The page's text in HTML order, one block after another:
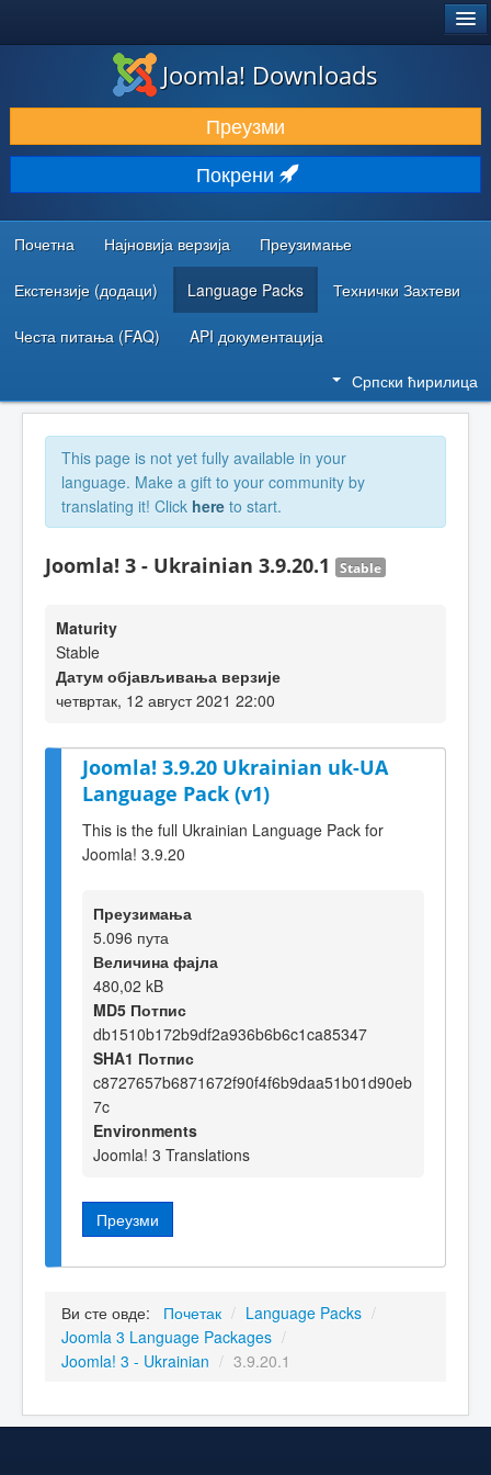
ПРЕУЗИМАЊЕ И ПРОШИРЕЊА (ЕКСТЕНЗИЈЕ)
ОТКРИЈТЕ И НАУЧИТЕ
ЗАЈЕДНИЦА И ПОДРШКА
РЕСУРСИ ЗА РАЗВОЈ
Joomla! Downloads
Преузми
Покрени
Почетна Најновија верзија Преузимање
Екстензије (додаци) Language Packs Технички Захтеви
Честа питања (FAQ) API документација
Српски ћирилица
This page is not yet fully available in your
language. Make a gift to your community by
translating it! Click here to start.
Joomla! 3 - Ukrainian 3.9.20.1 Stable
Maturity
Stable
Датум објављивања верзије
четвртак, 12 август 2021 22:00
Joomla! 3.9.20 Ukrainian uk-UA
Language Pack (v1)
This is the full Ukrainian Language Pack for
Joomla! 3.9.20
Преузимања
5.096 пута
Величина фајла
480,02 kB
MD5 Потпис
db1510b172b9df2a936b6b6c1ca85347
SHA1 Потпис
c8727657b6871672f90f4f6b9daa51b01d90eb
7c
Environments
Joomla! 3 Translations
Преузми
Ви сте овде: Почетак / Language Packs /
Joomla 3 Language Packages /
Joomla! 3 - Ukrainian / 3.9.20.1